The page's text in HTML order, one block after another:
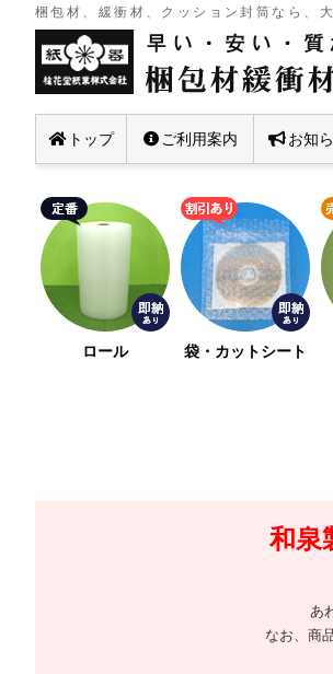
梱包材、緩衝材、クッション封筒なら、
トップ ご利用案内 お知
ロール 袋・カットシート
和泉
あ
なお、商